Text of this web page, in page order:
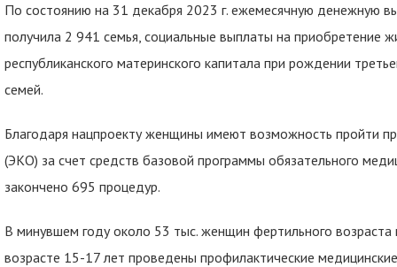
По состоянию на 31 декабря 2023 г. ежемесячную денежную
получила 2 941 семья, социальные выплаты на приобретение
республиканского материнского капитала при рождении
семей.
Благодаря нацпроекту женщины имеют возможность пройти
(ЭКО) за счет средств базовой программы обязательного
закончено 695 процедур.
В минувшем году около 53 тыс. женщин фертильного
возрасте 15-17 лет проведены профилактические